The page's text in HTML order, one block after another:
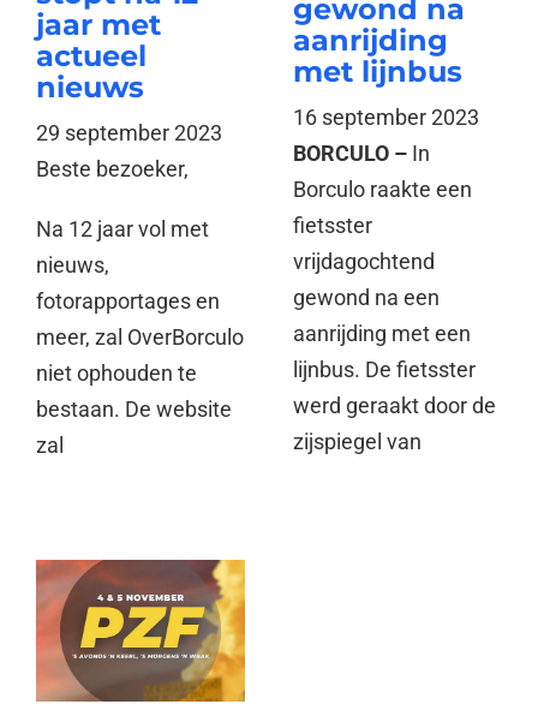
jaar met
actueel
nieuws
29 september 2023
Beste bezoeker,
Na 12 jaar vol met
nieuws,
fotorapportages en
meer, zal OverBorculo
niet ophouden te
bestaan. De website
zal
gewond na
aanrijding
met lijnbus
16 september 2023
BORCULO – In
Borculo raakte een
fietsster
vrijdagochtend
gewond na een
aanrijding met een
lijnbus. De fietsster
werd geraakt door de
zijspiegel van